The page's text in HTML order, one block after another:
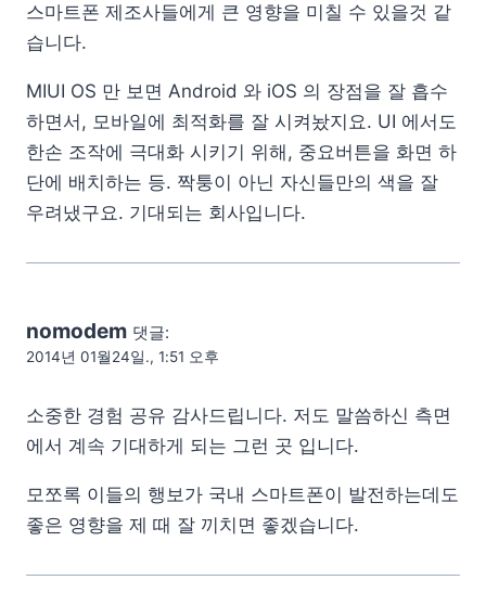
스마트폰 제조사들에게 큰 영향을 미칠 수 있을것 같
습니다.
MIUI OS 만 보면 Android 와 iOS 의 장점을 잘 흡수
하면서, 모바일에 최적화를 잘 시켜놨지요. UI 에서도
한손 조작에 극대화 시키기 위해, 중요버튼을 화면 하
단에 배치하는 등. 짝퉁이 아닌 자신들만의 색을 잘
우려냈구요. 기대되는 회사입니다.
nomodem 댓글:
2014년 01월24일., 1:51 오후
소중한 경험 공유 감사드립니다. 저도 말씀하신 측면
에서 계속 기대하게 되는 그런 곳 입니다.
모쪼록 이들의 행보가 국내 스마트폰이 발전하는데도
좋은 영향을 제 때 잘 끼치면 좋겠습니다.